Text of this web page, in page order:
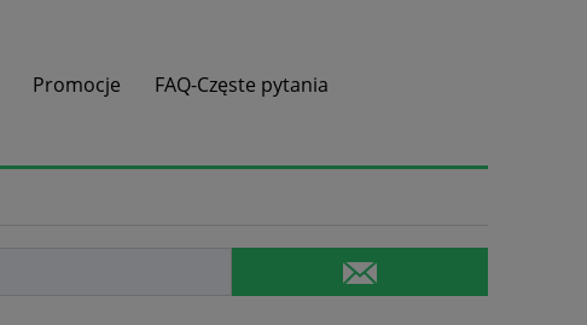
Promocje FAQ-Częste pytania